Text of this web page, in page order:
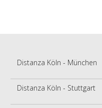
Distanza Köln - München
Distanza Köln - Stuttgart